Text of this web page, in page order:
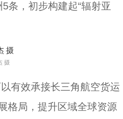
条，初步构建起“辐射亚
摄
有效承接长三角航空货运
格局，提升区域全球资源
以奔赴，诠释守护！...